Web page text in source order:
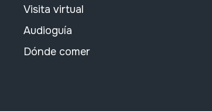
Visita virtual
Audioguía
Dónde comer